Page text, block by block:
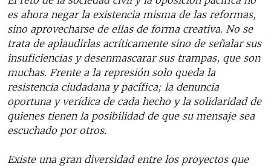
es ahora negar la existencia misma de las reformas,
sino aprovecharse de ellas de forma creativa. No se
trata de aplaudirlas acríticamente sino de señalar sus
insuficiencias y desenmascarar sus trampas, que son
muchas. Frente a la represión solo queda la
resistencia ciudadana y pacífica; la denuncia
oportuna y verídica de cada hecho y la solidaridad de
quienes tienen la posibilidad de que su mensaje sea
escuchado por otros.
Existe una gran diversidad entre los proyectos que